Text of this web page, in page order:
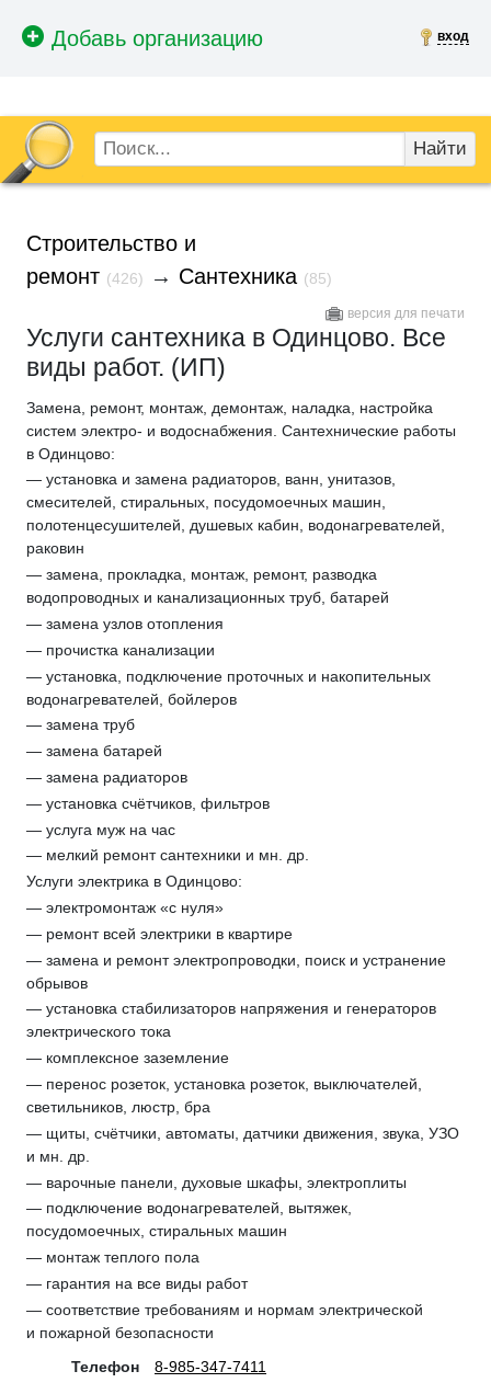
вход
Найти
Строительство и
ремонт (426) → Сантехника (85)
версия для печати
Услуги сантехника в Одинцово. Все
виды работ. (ИП)
Замена, ремонт, монтаж, демонтаж, наладка, настройка
систем электро- и водоснабжения. Сантехнические работы
в Одинцово:
— установка и замена радиаторов, ванн, унитазов,
смесителей, стиральных, посудомоечных машин,
полотенцесушителей, душевых кабин, водонагревателей,
раковин
— замена, прокладка, монтаж, ремонт, разводка
водопроводных и канализационных труб, батарей
— замена узлов отопления
— прочистка канализации
— установка, подключение проточных и накопительных
водонагревателей, бойлеров
— замена труб
— замена батарей
— замена радиаторов
— установка счётчиков, фильтров
— услуга муж на час
— мелкий ремонт сантехники и мн. др.
Услуги электрика в Одинцово:
— электромонтаж «с нуля»
— ремонт всей электрики в квартире
— замена и ремонт электропроводки, поиск и устранение
обрывов
— установка стабилизаторов напряжения и генераторов
электрического тока
— комплексное заземление
— перенос розеток, установка розеток, выключателей,
светильников, люстр, бра
— щиты, счётчики, автоматы, датчики движения, звука, УЗО
и мн. др.
— варочные панели, духовые шкафы, электроплиты
— подключение водонагревателей, вытяжек,
посудомоечных, стиральных машин
— монтаж теплого пола
— гарантия на все виды работ
— соответствие требованиям и нормам электрической
и пожарной безопасности
Телефон
8-985-347-7411